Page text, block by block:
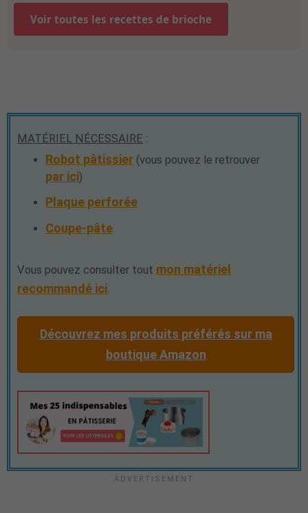
Voir toutes les recettes de brioche
MATÉRIEL NÉCESSAIRE :
Robot pâtissier (vous pouvez le retrouver
par ici)
Plaque perforée
Coupe-pâte
Vous pouvez consulter tout mon matériel
recommandé ici.
Découvrez mes produits préférés sur ma
boutique Amazon